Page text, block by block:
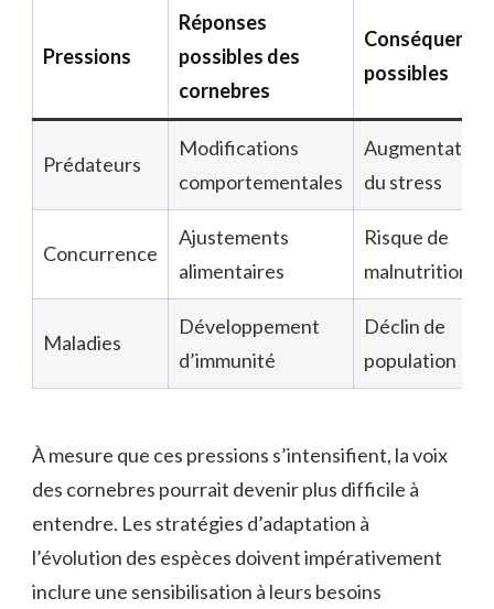
Pressions
Réponses
possibles des
cornebres
possibles
Prédateurs
Modifications
comportementales
Augmentation
du stress
Concurrence
Ajustements
alimentaires
Risque de
malnutrition
Maladies
Développement
d’immunité
Déclin de
population
À mesure que ces pressions s’intensifient, la voix
des cornebres pourrait devenir plus difficile à
entendre. Les stratégies d’adaptation à
l’évolution des espèces doivent impérativement
inclure une sensibilisation à leurs besoins